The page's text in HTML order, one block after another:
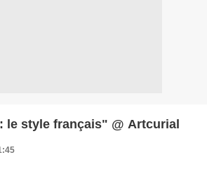
le style français" @ Artcurial